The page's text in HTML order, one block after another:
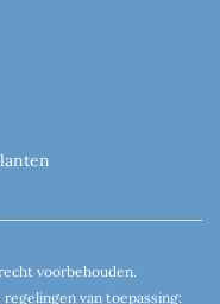
voorbehouden.
van toepassing: